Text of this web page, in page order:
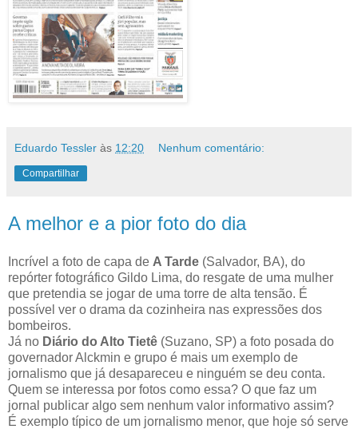
Eduardo Tessler às 12:20 Nenhum comentário:
Compartilhar
A melhor e a pior foto do dia
Incrível a foto de capa de A Tarde (Salvador, BA), do
repórter fotográfico Gildo Lima, do resgate de uma mulher
que pretendia se jogar de uma torre de alta tensão. É
possível ver o drama da cozinheira nas expressões dos
bombeiros.
Já no Diário do Alto Tietê (Suzano, SP) a foto posada do
governador Alckmin e grupo é mais um exemplo de
jornalismo que já desapareceu e ninguém se deu conta.
Quem se interessa por fotos como essa? O que faz um
jornal publicar algo sem nenhum valor informativo assim?
É exemplo típico de um jornalismo menor, que hoje só serve